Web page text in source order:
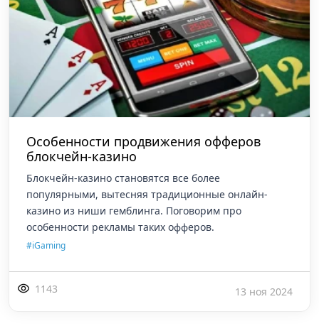
Особенности продвижения офферов
блокчейн-казино
Блокчейн-казино становятся все более
популярными, вытесняя традиционные онлайн-
казино из ниши гемблинга. Поговорим про
особенности рекламы таких офферов.
#iGaming
1143 13 ноя 2024